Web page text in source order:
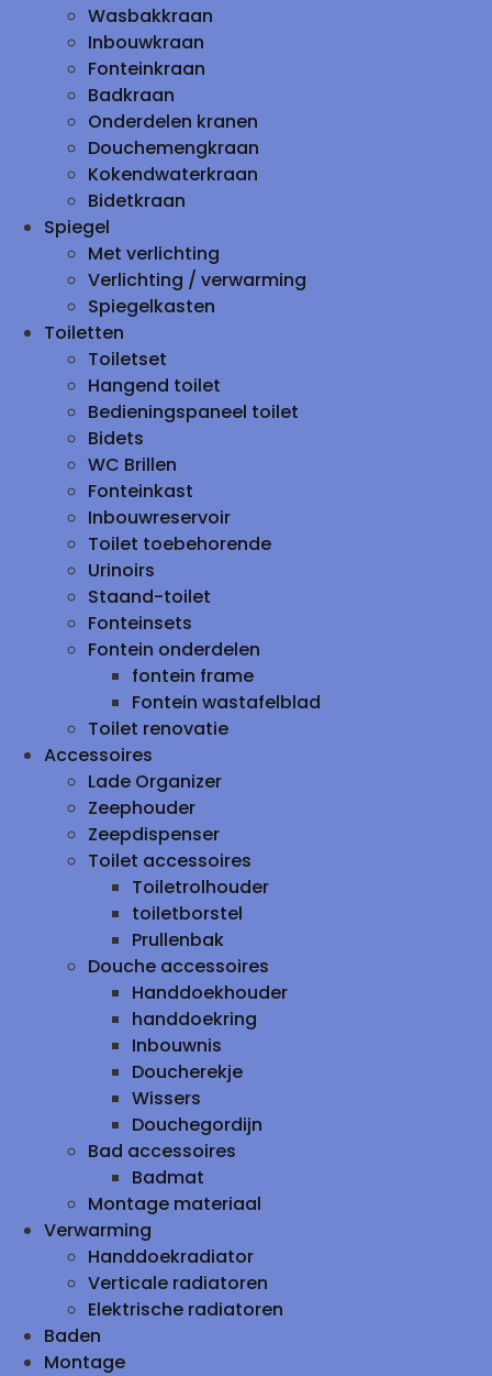
Wasbakkraan
Inbouwkraan
Fonteinkraan
Badkraan
Onderdelen kranen
Douchemengkraan
Kokendwaterkraan
Bidetkraan
Spiegel
Met verlichting
Verlichting / verwarming
Spiegelkasten
Toiletten
Toiletset
Hangend toilet
Bedieningspaneel toilet
Bidets
WC Brillen
Fonteinkast
Inbouwreservoir
Toilet toebehorende
Urinoirs
Staand-toilet
Fonteinsets
Fontein onderdelen
fontein frame
Fontein wastafelblad
Toilet renovatie
Accessoires
Lade Organizer
Zeephouder
Zeepdispenser
Toilet accessoires
Toiletrolhouder
toiletborstel
Prullenbak
Douche accessoires
Handdoekhouder
handdoekring
Inbouwnis
Doucherekje
Wissers
Douchegordijn
Bad accessoires
Badmat
Montage materiaal
Verwarming
Handdoekradiator
Verticale radiatoren
Elektrische radiatoren
Baden
Montage